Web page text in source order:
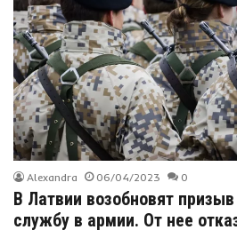
Alexandra 06/04/2023 0
В Латвии возобновят
службу в армии. От нее